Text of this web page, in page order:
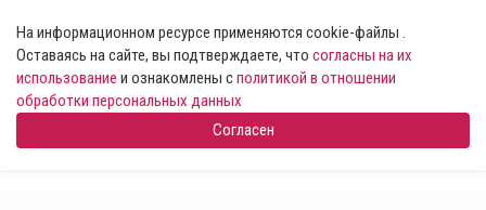
На информационном ресурсе применяются cookie-файлы .
Оставаясь на сайте, вы подтверждаете, что согласны на их
использование и ознакомлены сполитикой в отношении
обработки персональных данных
Согласен